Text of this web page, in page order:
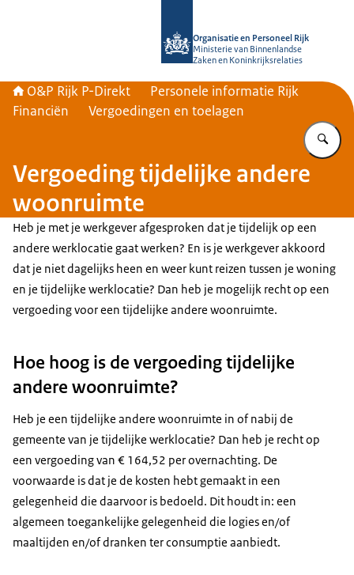
Organisatie en Personeel Rijk
Ministerie van Binnenlandse
Zaken en Koninkrijksrelaties
O&P Rijk P-Direkt
Personele informatie Rijk
Financiën
Vergoedingen en toelagen
Vergoeding tijdelijke andere
woonruimte
Heb je met je werkgever afgesproken dat je tijdelijk op een
andere werklocatie gaat werken? En is je werkgever akkoord
dat je niet dagelijks heen en weer kunt reizen tussen je woning
en je tijdelijke werklocatie? Dan heb je mogelijk recht op een
vergoeding voor een tijdelijke andere woonruimte.
Hoe hoog is de vergoeding tijdelijke
andere woonruimte?
Heb je een tijdelijke andere woonruimte in of nabij de
gemeente van je tijdelijke werklocatie? Dan heb je recht op
een vergoeding van € 164,52 per overnachting. De
voorwaarde is dat je de kosten hebt gemaakt in een
gelegenheid die daarvoor is bedoeld. Dit houdt in: een
algemeen toegankelijke gelegenheid die logies en/of
maaltijden en/of dranken ter consumptie aanbiedt.